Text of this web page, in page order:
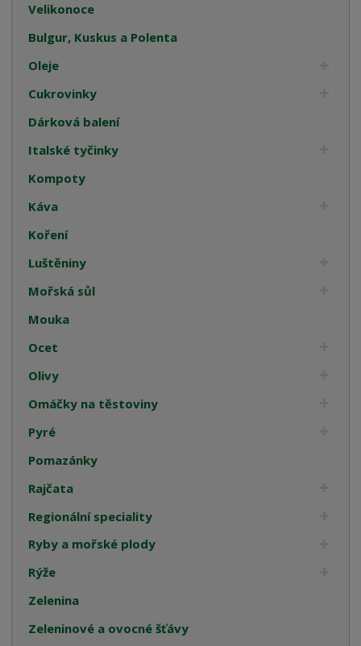
Velikonoce
Bulgur, Kuskus a Polenta
Oleje
Cukrovinky
Dárková balení
Italské tyčinky
Kompoty
Káva
Koření
Luštěniny
Mořská sůl
Mouka
Ocet
Olivy
Omáčky na těstoviny
Pyré
Pomazánky
Rajčata
Regionální speciality
Ryby a mořské plody
Rýže
Zelenina
Zeleninové a ovocné šťávy